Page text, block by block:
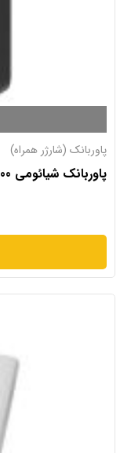
پاوربانک (شارژر همراه)
پاوربانک شیائومی 20000 گلوبال PB200LZM به همراه کابل